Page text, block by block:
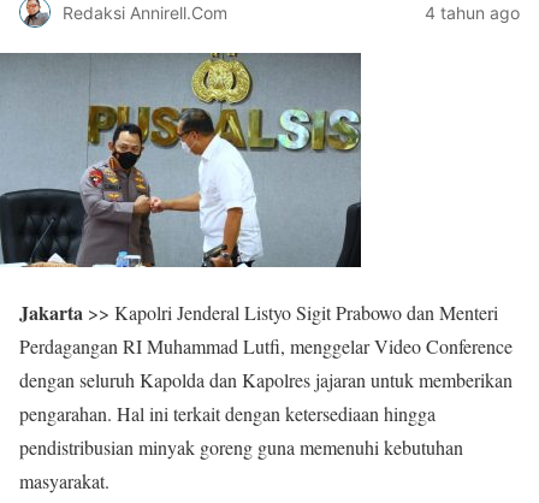
Redaksi Annirell.Com 4 tahun ago
Jakarta >> Kapolri Jenderal Listyo Sigit Prabowo dan Menteri
Perdagangan RI Muhammad Lutfi, menggelar Video Conference
dengan seluruh Kapolda dan Kapolres jajaran untuk memberikan
pengarahan. Hal ini terkait dengan ketersediaan hingga
pendistribusian minyak goreng guna memenuhi kebutuhan
masyarakat.